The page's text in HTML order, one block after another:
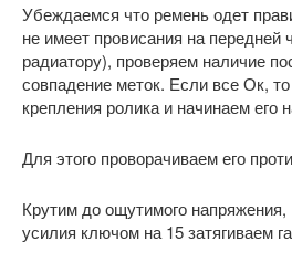
Убеждаемся что ремень одет
не имеет провисания на передней
радиатору), проверяем наличие
совпадение меток. Если все Ок,
крепления ролика и начинаем его
Для этого проворачиваем его
Крутим до ощутимого
усилия ключом на 15 затягиваем